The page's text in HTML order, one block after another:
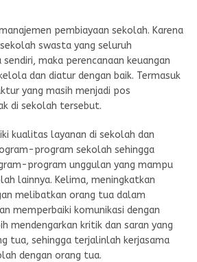
pembiayaan sekolah. Karena
swasta yang seluruh
maka perencanaan keuangan
dan diatur dengan baik. Termasuk
yang masih menjadi pos
di sekolah tersebut.
kualitas layanan di sekolah dan
program sekolah sehingga
program unggulan yang mampu
lainnya. Kelima, meningkatkan
melibatkan orang tua dalam
memperbaiki komunikasi dengan
mendengarkan kritik dan saran yang
tua, sehingga terjalinlah kerjasama
dengan orang tua.